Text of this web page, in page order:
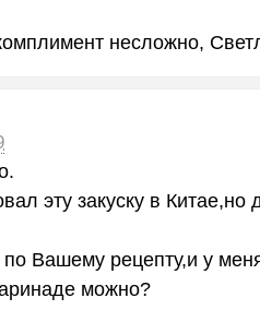
несложно,
эту закуску в Китае,но
Вашему рецепту,и у
можно?